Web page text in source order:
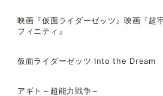
映画『仮面ライダーゼッツ』映画『超
フィニティ』
仮面ライダーゼッツ Into the Dream
アギト－超能力戦争－